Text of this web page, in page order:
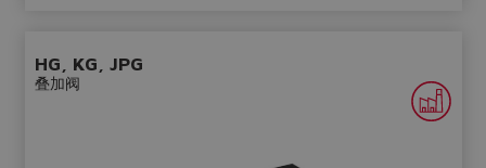
HG, KG, JPG
叠加阀